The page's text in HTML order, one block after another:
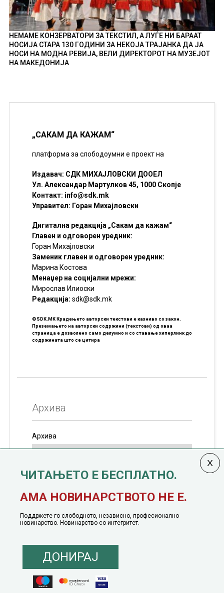
НЕМАМЕ КОНЗЕРВАТОРИ ЗА ТЕКСТИЛ, А ЛУЃЕ НИ БАРААТ
НОСИЈА СТАРА 130 ГОДИНИ ЗА НЕКОЈА ТРАЈАНКА ДА ЈА
НОСИ НА МОДНА РЕВИЈА, ВЕЛИ ДИРЕКТОРОТ НА МУЗЕЈОТ
НА МАКЕДОНИЈА
„САКАМ ДА КАЖАМ“
платформа за слободоумни е проект на
Издавач: СДК МИХАЈЛОВСКИ ДООЕЛ
Ул. Александар Мартулков 45, 1000 Скопје
Контакт: info@sdk.mk
Управител: Горан Михајловски
Дигитална редакција „Сакам да кажам“
Главен и одговорен уредник:
Горан Михајловски
Заменик главен и одговорен уредник:
Марина Костова
Менаџер на социјални мрежи:
Мирослав Илиоски
Редакцијa: sdk@sdk.mk
©SDK.MK Крадењето авторски текстови е казниво со закон.
Преземањето на авторски содржини (текстови) од оваа
страница е дозволено само делумно и со ставање хиперлинк до
содржината што се цитира
Архива
Архива
јануари, 1991 година
© 2016 - 2026 Сакам Да Кажам. Сите права задржани |
Понуда за политичко рекламирање
Политика на инклузија
Кодекс на однесување
ЧИТАЊЕТО Е БЕСПЛАТНО.
АМА НОВИНАРСТВОТО НЕ Е.
Поддржете го слободното, независно, професионално
новинарство. Новинарство со интегритет.
ДОНИРАЈ